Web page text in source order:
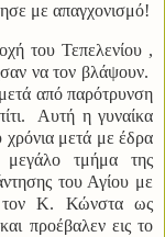
με απαγχονισμό!
του Τεπελενίου ,
να τον βλάψουν.
από παρότρυνση
Αυτή η γυναίκα
μετά με έδρα
τμήμα της
του Αγίου με
τον Κ. Κώνστα ως
προέβαλεν εις το